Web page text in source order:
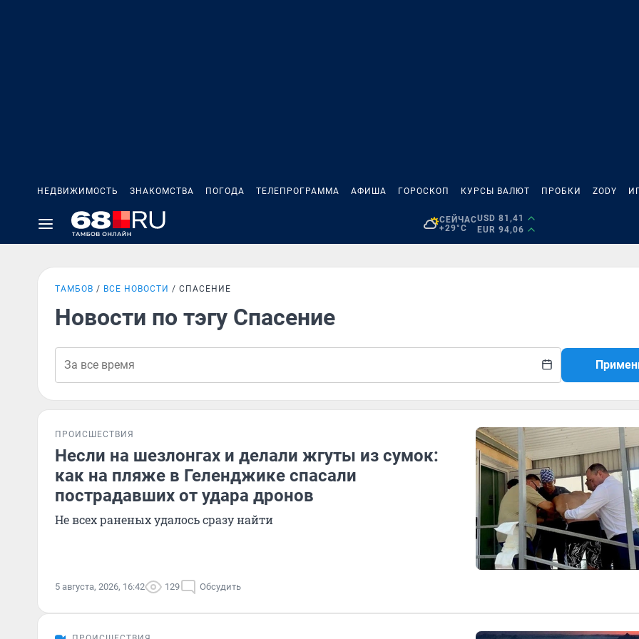
НЕДВИЖИМОСТЬ ЗНАКОМСТВА ПОГОДА ТЕЛЕПРОГРАММА АФИША ГОРОСКОП КУРСЫ ВАЛЮТ ПРОБКИ ZODY
СЕЙЧАС
+29°C
USD 81,41
EUR 94,06
ТАМБОВ ВСЕ НОВОСТИ СПАСЕНИЕ
Новости по тэгу Спасение
ПРОИСШЕСТВИЯ
Несли на шезлонгах и делали жгуты из сумок:
как на пляже в Геленджике спасали
пострадавших от удара дронов
Не всех раненых удалось сразу найти
5 августа, 2026, 16:42 129 Обсудить